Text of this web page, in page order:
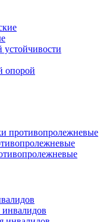
опорой
противопролежневые